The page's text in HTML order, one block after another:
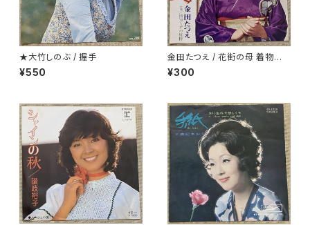
★大竹しのぶ / 握手
¥550
金田たつえ / 花街の母 着物ジャ
ケ
¥300